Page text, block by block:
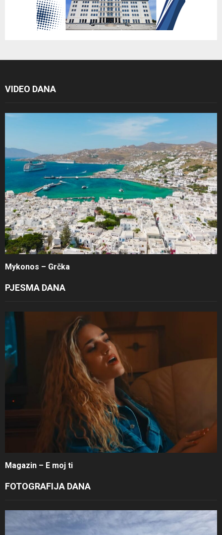
VIDEO DANA
Mykonos – Grčka
PJESMA DANA
Magazin – E moj ti
FOTOGRAFIJA DANA